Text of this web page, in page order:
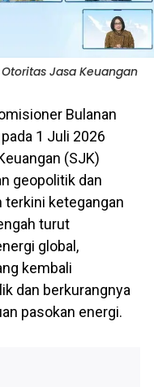
Jasa Keuangan
Bulanan
1 Juli 2026
(SJK)
geopolitik dan
terkini ketegangan
turut
global,
kembali
dan berkurangnya
pasokan energi.